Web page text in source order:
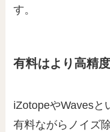
す。
有料はより高精
iZotopeやWavesと
有料ながらノイズ